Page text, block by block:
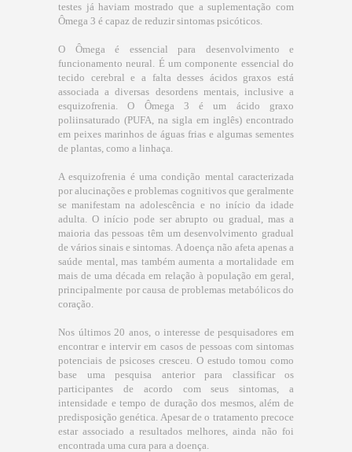
testes já haviam mostrado que a suplementação com
Ômega 3 é capaz de reduzir sintomas psicóticos.
O Ômega é essencial para desenvolvimento e
funcionamento neural. É um componente essencial do
tecido cerebral e a falta desses ácidos graxos está
associada a diversas desordens mentais, inclusive a
esquizofrenia. O Ômega 3 é um ácido graxo
poliinsaturado (PUFA, na sigla em inglês) encontrado
em peixes marinhos de águas frias e algumas sementes
de plantas, como a linhaça.
A esquizofrenia é uma condição mental caracterizada
por alucinações e problemas cognitivos que geralmente
se manifestam na adolescência e no início da idade
adulta. O início pode ser abrupto ou gradual, mas a
maioria das pessoas têm um desenvolvimento gradual
de vários sinais e sintomas. A doença não afeta apenas a
saúde mental, mas também aumenta a mortalidade em
mais de uma década em relação à população em geral,
principalmente por causa de problemas metabólicos do
coração.
Nos últimos 20 anos, o interesse de pesquisadores em
encontrar e intervir em casos de pessoas com sintomas
potenciais de psicoses cresceu. O estudo tomou como
base uma pesquisa anterior para classificar os
participantes de acordo com seus sintomas, a
intensidade e tempo de duração dos mesmos, além de
predisposição genética. Apesar de o tratamento precoce
estar associado a resultados melhores, ainda não foi
encontrada uma cura para a doença.